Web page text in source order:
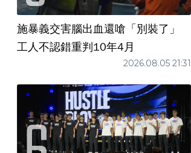
施暴義交害腦出血還嗆「別裝了」
工人不認錯重判10年4月
2026.08.05 21:31